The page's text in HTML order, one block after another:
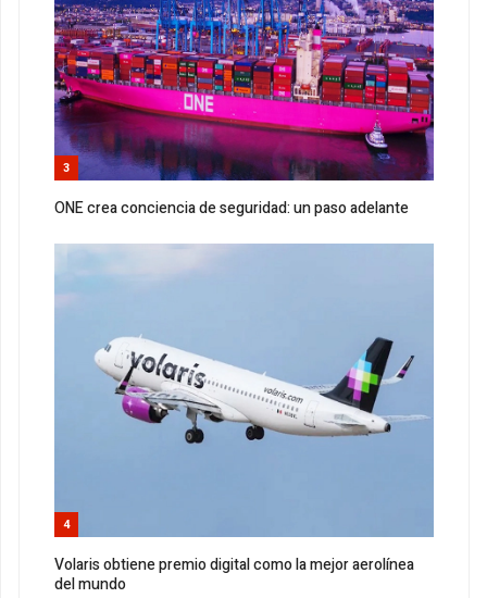
3
ONE crea conciencia de seguridad: un paso adelante
4
Volaris obtiene premio digital como la mejor aerolínea
del mundo